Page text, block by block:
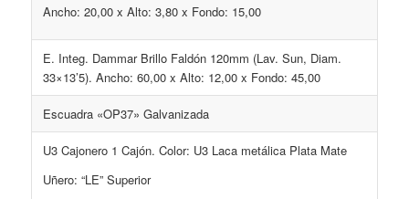
Ancho: 20,00 x Alto: 3,80 x Fondo: 15,00
E. Integ. Dammar Brillo Faldón 120mm (Lav. Sun, Diam.
33×13’5). Ancho: 60,00 x Alto: 12,00 x Fondo: 45,00
Escuadra «OP37» Galvanizada
U3 Cajonero 1 Cajón. Color: U3 Laca metálica Plata Mate
Uñero: “LE” Superior